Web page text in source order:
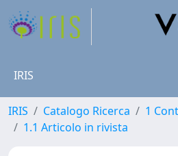
IRIS
IRIS Catalogo Ricerca
1
1.1 Articolo in rivista